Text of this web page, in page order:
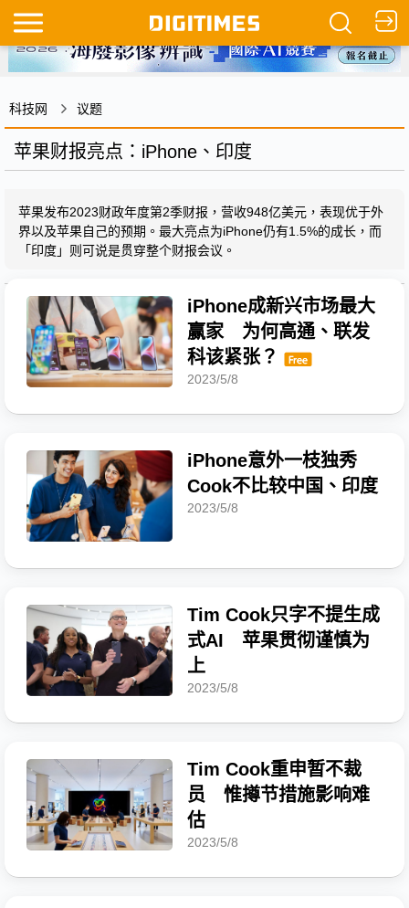
科技网 议题
苹果财报亮点：iPhone、印度
苹果发布2023财政年度第2季财报，营收948亿美元，表现优于外
界以及苹果自己的预期。最大亮点为iPhone仍有1.5%的成长，而
「印度」则可说是贯穿整个财报会议。
iPhone成新兴市场最大
赢家 为何高通、联发
科该紧张？
2023/5/8
iPhone意外一枝独秀
Cook不比较中国、印度
2023/5/8
Tim Cook只字不提生成
式AI 苹果贯彻谨慎为
上
2023/5/8
Tim Cook重申暂不裁
员 惟撙节措施影响难
估
2023/5/8